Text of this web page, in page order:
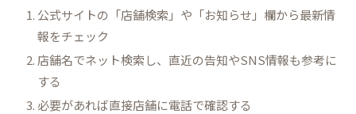
公式サイトの「店舗検索」や「お知らせ」欄から最新情
報をチェック
店舗名でネット検索し、直近の告知やSNS情報も参考に
する
必要があれば直接店舗に電話で確認する